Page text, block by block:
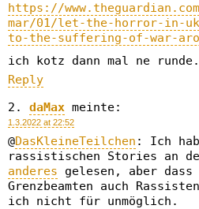
https://
mar/01/let-the-horror-in-
to-the-suffering-of-war-
ich kotz dann mal ne
Reply
daMax meinte:
1.3.2022 at 22:52
@DasKleineTeilchen : Ich
rassistischen Stories an
anderes gelesen, aber dass
Grenzbeamten auch
ich nicht für unmöglich.